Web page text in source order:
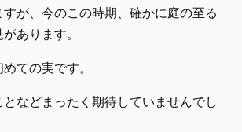
が、今のこの時期、確かに庭の至る
あります。
ての実です。
などまったく期待していませんでし